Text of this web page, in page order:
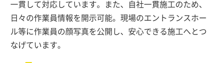
一貫して対応しています。また、自社一貫施工のため、
日々の作業員情報を開示可能。現場のエントランスホー
ル等に作業員の顔写真を公開し、安心できる施工へとつ
なげています。